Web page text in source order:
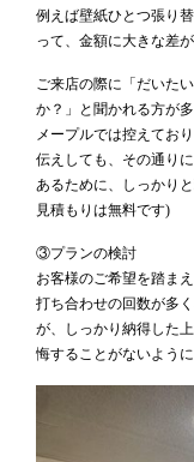
例えば壁紙ひとつ張り
って、金額に大きな差が
ご来店の際に「だいた
か？」と聞かれる方が
メープルでは控えてお
伝えしても、その通り
あるために、しっかり
見積もりは無料です)
③プランの検討
お客様のご希望を踏ま
打ち合わせの回数が多
が、しっかり納得した
悔することがないよう